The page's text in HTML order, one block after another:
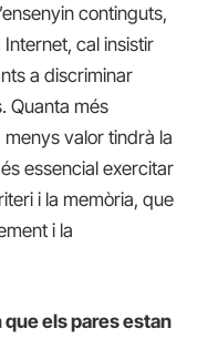
continguts,
cal insistir
a discriminar
Quanta més
valor tindrà la
essencial exercitar
i la memòria, que
i la
els pares estan